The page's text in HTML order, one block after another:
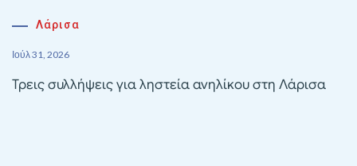
Λάρισα
Ιούλ 31, 2026
Τρεις συλλήψεις για ληστεία ανηλίκου στη Λάρισα